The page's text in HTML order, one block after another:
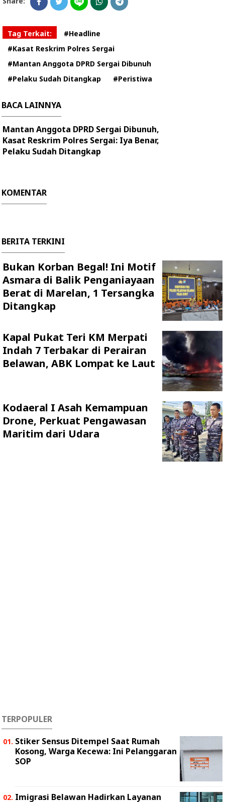
Tag Terkait:
#Headline
#Kasat Reskrim Polres Sergai
#Mantan Anggota DPRD Sergai Dibunuh
#Pelaku Sudah Ditangkap
#Peristiwa
BACA LAINNYA
Mantan Anggota DPRD Sergai Dibunuh,
Kasat Reskrim Polres Sergai: Iya Benar,
Pelaku Sudah Ditangkap
KOMENTAR
BERITA TERKINI
Bukan Korban Begal! Ini Motif
Asmara di Balik Penganiayaan
Berat di Marelan, 1 Tersangka
Ditangkap
Kapal Pukat Teri KM Merpati
Indah 7 Terbakar di Perairan
Belawan, ABK Lompat ke Laut
Kodaeral I Asah Kemampuan
Drone, Perkuat Pengawasan
Maritim dari Udara
TERPOPULER
Stiker Sensus Ditempel Saat Rumah
Kosong, Warga Kecewa: Ini Pelanggaran
SOP
Imigrasi Belawan Hadirkan Layanan